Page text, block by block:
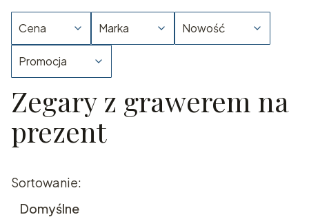
Cena Marka Nowość
Promocja
Koniec filtrów
Zegary z grawerem na
prezent
Lista produktów
Sortowanie:
Domyślne